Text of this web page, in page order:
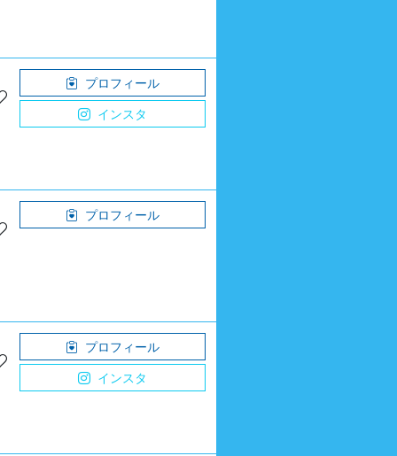
プロフィール
インスタ
プロフィール
プロフィール
インスタ